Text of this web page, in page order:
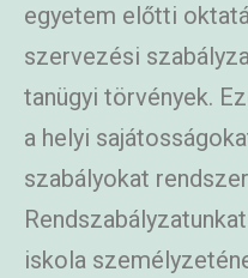
egyetem előtti
szervezési
tanügyi törvények.
a helyi
szabályokat
iskola